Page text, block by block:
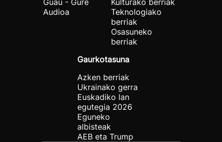
Guau - Gure
Audioa
Kulturako berriak
Teknologiako
berriak
Osasuneko
berriak
Gaurkotasuna
Azken berriak
Ukrainako gerra
Euskadiko lan
egutegia 2026
Eguneko
albisteak
AEB eta Trump